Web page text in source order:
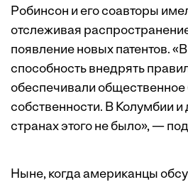
Робинсон и его соавторы
отслеживая
появление новых патентов.
способность внедрять
обеспечивали общественное
собственности. В Колумбии и
странах этого не было», —
Ныне, когда американцы